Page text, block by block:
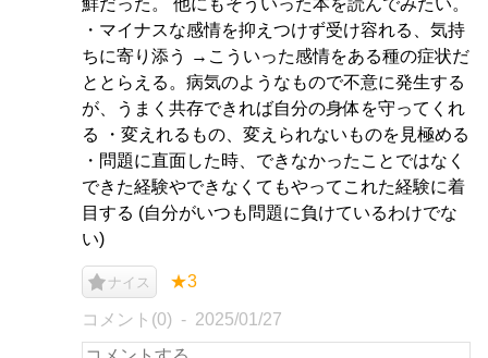
鮮だった。 他にもそういった本を読んでみたい。
・マイナスな感情を抑えつけず受け容れる、気持
ちに寄り添う →こういった感情をある種の症状だ
ととらえる。病気のようなもので不意に発生する
が、うまく共存できれば自分の身体を守ってくれ
る ・変えれるもの、変えられないものを見極める
・問題に直面した時、できなかったことではなく
できた経験やできなくてもやってこれた経験に着
目する (自分がいつも問題に負けているわけでな
い)
ナイス ★3
コメント(0) 2025/01/27